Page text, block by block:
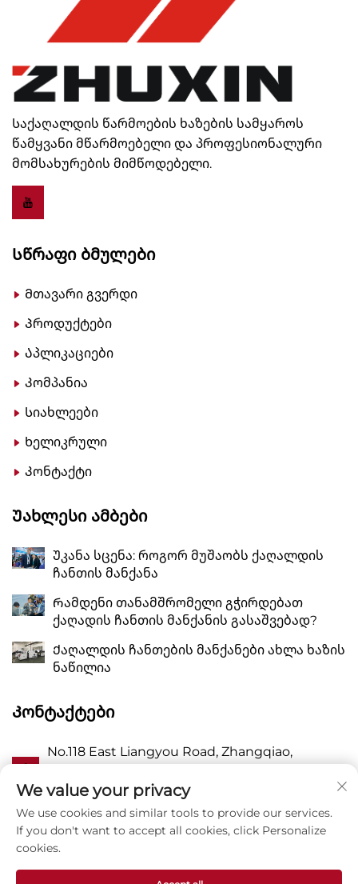
Საქაღალდის წარმოების ხაზების სამყაროს
წამყვანი მწარმოებელი და პროფესიონალური
მომსახურების მიმწოდებელი.
Სწრაფი Ბმულები
Მთავარი გვერდი
Პროდუქტები
Აპლიკაციები
Კომპანია
Სიახლეები
Ხელიკრული
Კონტაქტი
Უახლესი Ამბები
Უკანა სცენა: როგორ მუშაობს ქაღალდის
ჩანთის მანქანა
Რამდენი თანამშრომელი გჭირდებათ
ქაღადის ჩანთის მანქანის გასაშვებად?
Ქაღალდის ჩანთების მანქანები ახლა ხაზის
ნაწილია
Კონტაქტები
Ა
No.118 East Liangyou Road, Zhangqiao,
Wanquan Town, Pingyang, Wenzhou City,
Zhejiang P.R. China 325409
Პ 8615988795434
We value your privacy
We use cookies and similar tools to provide our services.
If you don't want to accept all cookies, click Personalize
cookies.